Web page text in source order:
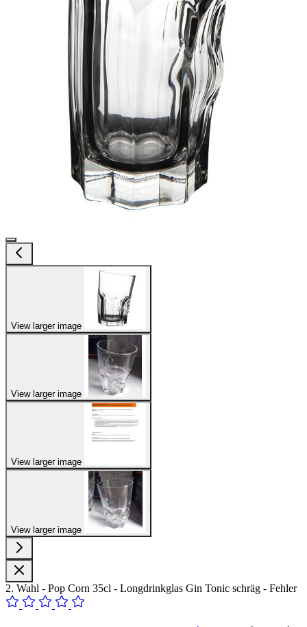
View larger image
View larger image
View larger image
View larger image
2. Wahl - Pop Corn 35cl - Longdrinkglas Gin Tonic schräg - Fehler